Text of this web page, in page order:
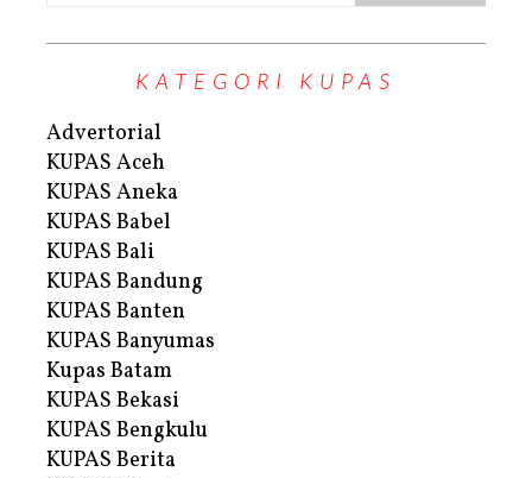
KATEGORI KUPAS
Advertorial
KUPAS Aceh
KUPAS Aneka
KUPAS Babel
KUPAS Bali
KUPAS Bandung
KUPAS Banten
KUPAS Banyumas
Kupas Batam
KUPAS Bekasi
KUPAS Bengkulu
KUPAS Berita